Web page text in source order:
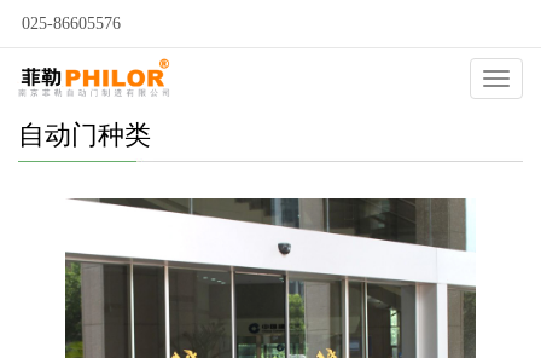
025-86605576
自动门种类